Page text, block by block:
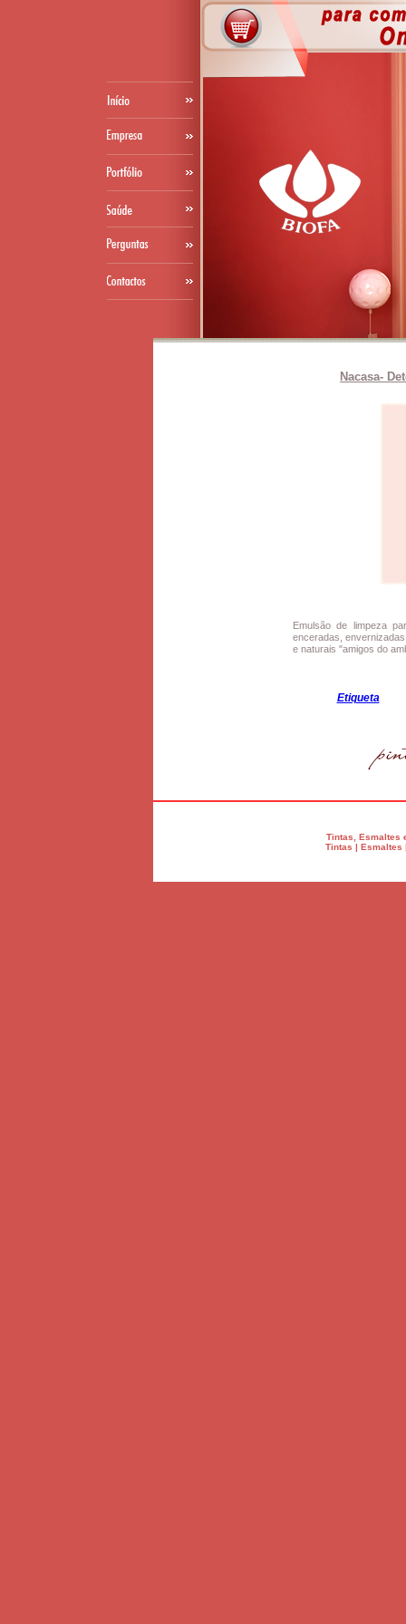
Nacasa-
Emulsão de limpeza
enceradas,
e naturais "amigos do
Etiqueta
Tintas, Esmaltes
Tintas | Esmaltes